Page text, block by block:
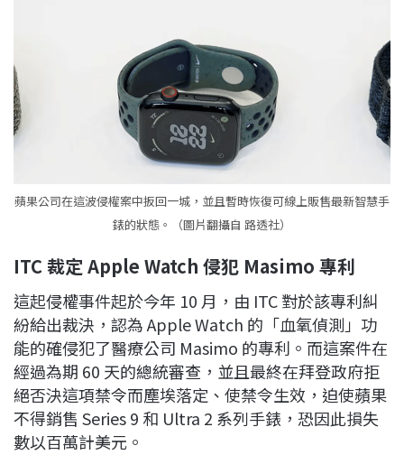
蘋果公司在這波侵權案中扳回一城，並且暫時恢復可線上販售最新智慧手
錶的狀態。（圖片翻攝自 路透社）
ITC裁定 Apple Watch 侵犯 Masimo 專利
這起侵權事件起於今年 10 月，由 ITC 對於該專利糾
紛給出裁決，認為 Apple Watch 的「血氧偵測」功
能的確侵犯了醫療公司 Masimo 的專利。而這案件在
經過為期 60 天的總統審查，並且最終在拜登政府拒
絕否決這項禁令而塵埃落定、使禁令生效，迫使蘋果
不得銷售 Series 9 和 Ultra 2 系列手錶，恐因此損失
數以百萬計美元。